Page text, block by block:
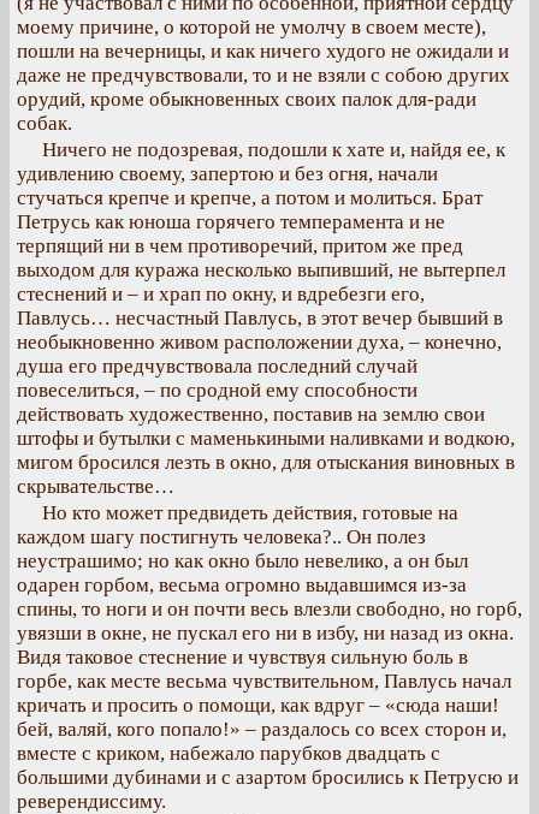
моему причине, о которой не умолчу в своем месте),
пошли на вечерницы, и как ничего худого не ожидали и
даже не предчувствовали, то и не взяли с собою других
орудий, кроме обыкновенных своих палок для-ради
собак.
Ничего не подозревая, подошли к хате и, найдя ее, к
удивлению своему, запертою и без огня, начали
стучаться крепче и крепче, а потом и молиться. Брат
Петрусь как юноша горячего темперамента и не
терпящий ни в чем противоречий, притом же пред
выходом для куража несколько выпивший, не вытерпел
стеснений и – и храп по окну, и вдребезги его,
Павлусь… несчастный Павлусь, в этот вечер бывший в
необыкновенно живом расположении духа, – конечно,
душа его предчувствовала последний случай
повеселиться, – по сродной ему способности
действовать художественно, поставив на землю свои
штофы и бутылки с маменькиными наливками и водкою,
мигом бросился лезть в окно, для отыскания виновных в
скрывательстве…
Но кто может предвидеть действия, готовые на
каждом шагу постигнуть человека?.. Он полез
неустрашимо; но как окно было невелико, а он был
одарен горбом, весьма огромно выдавшимся из-за
спины, то ноги и он почти весь влезли свободно, но горб,
увязши в окне, не пускал его ни в избу, ни назад из окна.
Видя таковое стеснение и чувствуя сильную боль в
горбе, как месте весьма чувствительном, Павлусь начал
кричать и просить о помощи, как вдруг – «сюда наши!
бей, валяй, кого попало!» – раздалось со всех сторон и,
вместе с криком, набежало парубков двадцать с
большими дубинами и с азартом бросились к Петрусю и
реверендиссиму.